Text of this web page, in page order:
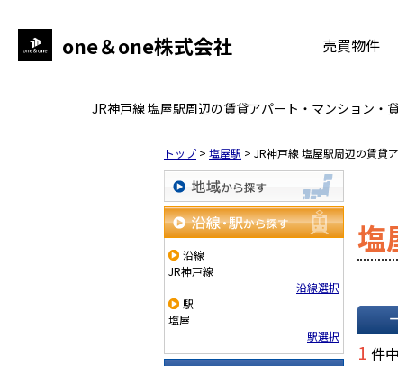
one＆one株式会社 売買物件
JR神戸線 塩屋駅周辺の賃貸アパート・マンション・
トップ > 塩屋駅 > JR神戸線 塩屋駅周辺の賃貸
地域から探す
沿線・駅から探す
沿線
JR神戸線
沿線選択
駅
塩屋
駅選択
塩
一覧
1 件